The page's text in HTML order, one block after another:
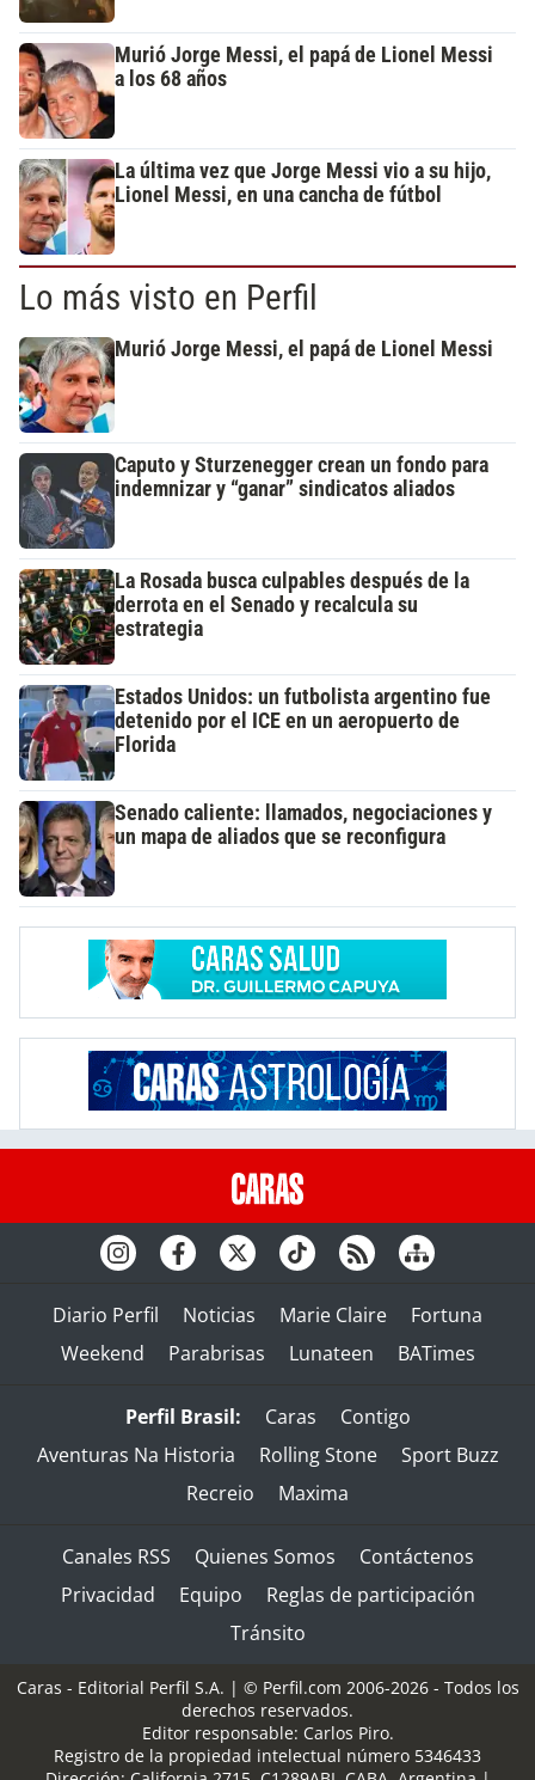
Murió Jorge Messi, el papá de Lionel Messi
a los 68 años
La última vez que Jorge Messi vio a su hijo,
Lionel Messi, en una cancha de fútbol
Lo más visto en Perfil
Murió Jorge Messi, el papá de Lionel Messi
Caputo y Sturzenegger crean un fondo para
indemnizar y “ganar” sindicatos aliados
La Rosada busca culpables después de la
derrota en el Senado y recalcula su
estrategia
Estados Unidos: un futbolista argentino fue
detenido por el ICE en un aeropuerto de
Florida
Senado caliente: llamados, negociaciones y
un mapa de aliados que se reconfigura
Diario Perfil Noticias Marie Claire
Fortuna
Weekend
Parabrisas Lunateen BATimes
Perfil Brasil: Caras
Contigo
Aventuras Na Historia
Rolling Stone
Sport Buzz
Recreio
Maxima
Canales RSS Quienes Somos
Contáctenos
Privacidad
Equipo
Reglas de participación
Tránsito
Caras - Editorial Perfil S.A. | © Perfil.com 2006-2026 - Todos los
derechos reservados.
Editor responsable: Carlos Piro.
Registro de la propiedad intelectual número 5346433